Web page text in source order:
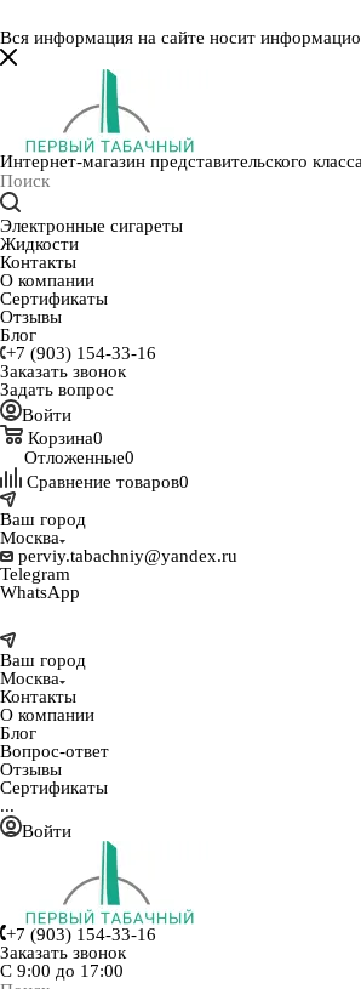
Вся информация на сайте носит
Интернет-магазин представительского класса
Электронные сигареты
Жидкости
Контакты
О компании
Сертификаты
Отзывы
Блог
+7 (903) 154-33-16
Заказать звонок
Задать вопрос
Войти
Корзина0
Отложенные0
Сравнение товаров0
Ваш город
Москва
perviy.tabachniy@yandex.ru
Telegram
WhatsApp
Ваш город
Москва
Контакты
О компании
Блог
Вопрос-ответ
Отзывы
Сертификаты
...
Войти
+7 (903) 154-33-16
Заказать звонок
С 9:00 до 17:00